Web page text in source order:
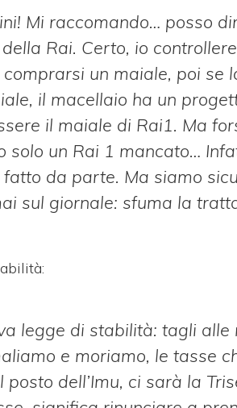
Mi raccomando… posso
Rai. Certo, io
un maiale, poi se
il macellaio ha un
il maiale di Rai1. Ma
solo un Rai 1 mancato…
da parte. Ma siamo
sul giornale: sfuma la
legge di stabilità: tagli
e moriamo, le tasse
posto dell’Imu, ci sarà la